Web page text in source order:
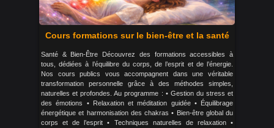
Cours formations sur le bien-être et la santé
Santé & Bien-Être Découvrez des formations accessibles à
tous, dédiées à l’équilibre du corps, de l’esprit et de l’énergie.
Nos cours publics vous accompagnent dans une véritable
transformation personnelle grâce à des méthodes simples,
naturelles et profondes. Au programme : • Gestion du stress et
des émotions • Relaxation et méditation guidée • Équilibrage
énergétique et harmonisation des chakras • Bien-être global du
corps et de l’esprit • Techniques naturelles de relaxation •